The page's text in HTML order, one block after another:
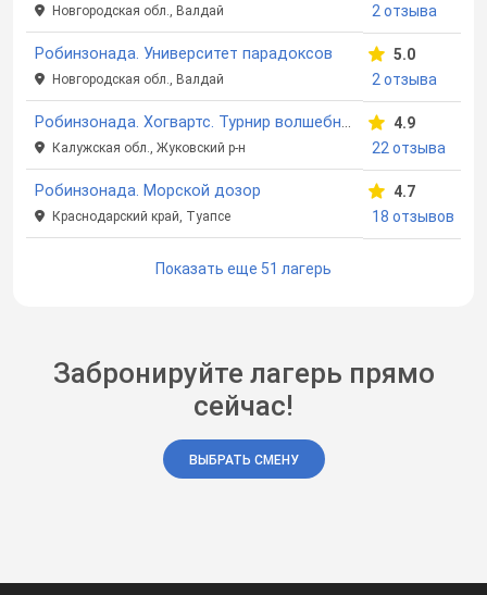
Новгородская обл., Валдай
2 отзыва
Робинзонада. Университет парадоксов
Новгородская обл., Валдай
5.0
2 отзыва
Робинзонада. Хогвартс. Турнир волшебников
Калужская обл., Жуковский р-н
4.9
22 отзыва
Робинзонада. Морской дозор
Краснодарский край, Туапсе
4.7
18 отзывов
Показать еще 51 лагерь
Забронируйте лагерь прямо
сейчас!
ВЫБРАТЬ СМЕНУ